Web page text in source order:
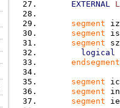
EXTERNAL
segment
segment
segment
logical
endsegment
segment
segment
segment